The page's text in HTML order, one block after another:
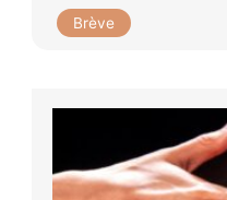
Brève